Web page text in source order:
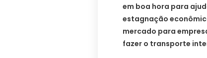
em boa hora para
estagnação
mercado para
fazer o transporte